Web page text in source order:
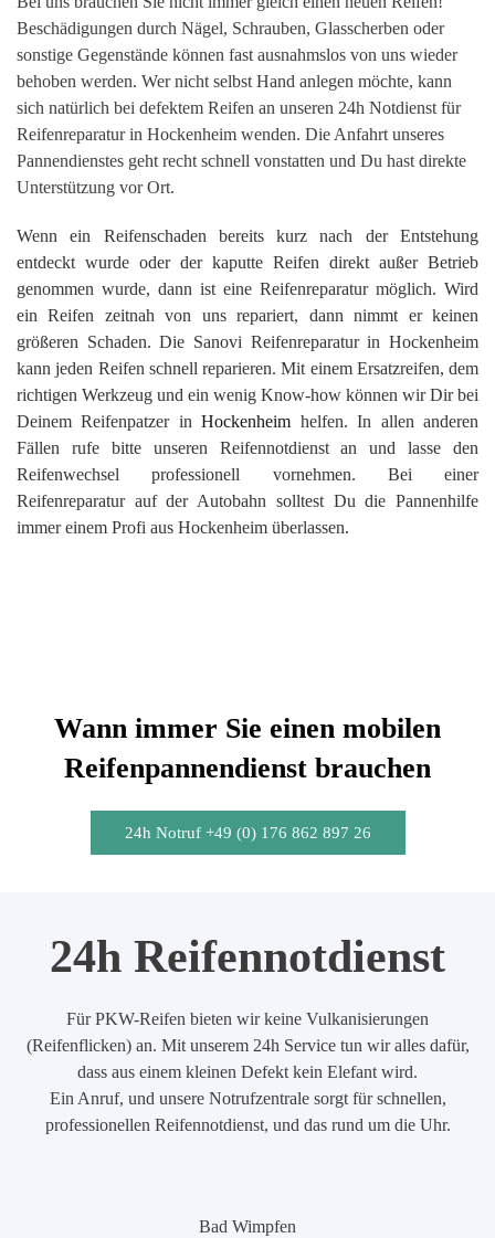
Beschädigungen durch Nägel, Schrauben, Glasscherben oder
sonstige Gegenstände können fast ausnahmslos von uns wieder
behoben werden. Wer nicht selbst Hand anlegen möchte, kann
sich natürlich bei defektem Reifen an unseren 24h Notdienst für
Reifenreparatur in Hockenheim wenden. Die Anfahrt unseres
Pannendienstes geht recht schnell vonstatten und Du hast direkte
Unterstützung vor Ort.
Wenn ein Reifenschaden bereits kurz nach der Entstehung
entdeckt wurde oder der kaputte Reifen direkt außer Betrieb
genommen wurde, dann ist eine Reifenreparatur möglich. Wird
ein Reifen zeitnah von uns repariert, dann nimmt er keinen
größeren Schaden. Die Sanovi Reifenreparatur in Hockenheim
kann jeden Reifen schnell reparieren. Mit einem Ersatzreifen, dem
richtigen Werkzeug und ein wenig Know-how können wir Dir bei
Deinem Reifenpatzer inHockenheim helfen. In allen anderen
Fällen rufe bitte unseren Reifennotdienst an und lasse den
Reifenwechsel professionell vornehmen. Bei einer
Reifenreparatur auf der Autobahn solltest Du die Pannenhilfe
immer einem Profi aus Hockenheim überlassen.
Wann immer Sie einen mobilen
Reifenpannendienst brauchen
24h Notruf +49 (0) 176 862 897 26
24h Reifennotdienst
Für PKW-Reifen bieten wir keine Vulkanisierungen
(Reifenflicken) an. Mit unserem 24h Service tun wir alles dafür,
dass aus einem kleinen Defekt kein Elefant wird.
Ein Anruf, und unsere Notrufzentrale sorgt für schnellen,
professionellen Reifennotdienst, und das rund um die Uhr.
Bad Wimpfen